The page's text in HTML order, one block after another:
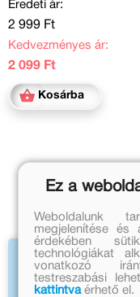
Eredeti ár:
2 999 Ft
Kedvezményes ár:
2 099 Ft
Kosárba
Ez a
Weboldalunk
megjelenítése és
érdekében
technológiákat
vonatkozó
testreszabási
kattintvaérhető el.